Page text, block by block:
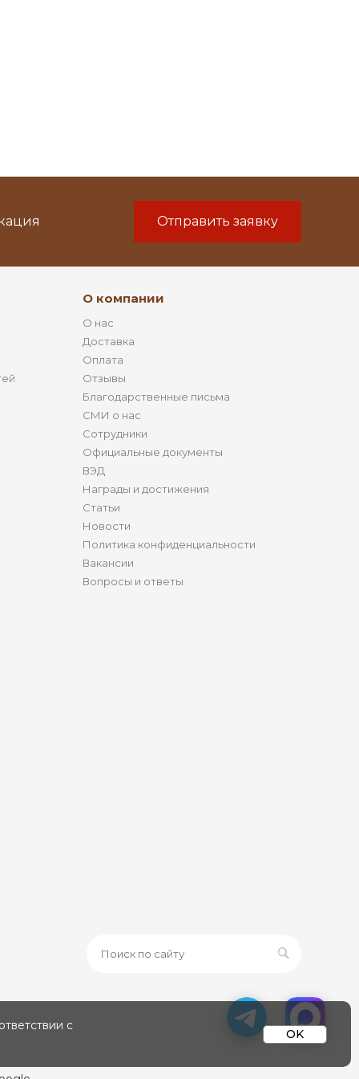
Отправить заявку
О компании
О нас
Доставка
Оплата
Отзывы
Благодарственные письма
СМИ о нас
Сотрудники
Официальные документы
ВЭД
Награды и достижения
Статьи
Новости
Политика конфиденциальности
Вакансии
Вопросы и ответы
с
OK